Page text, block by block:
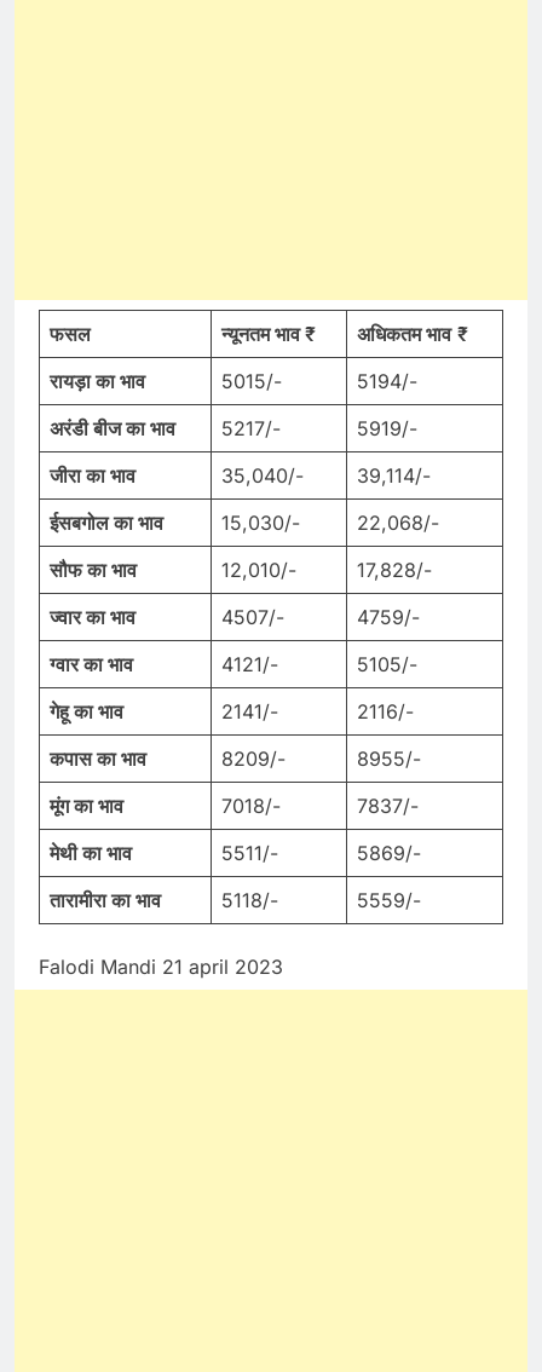
फसल न्यूनतम भाव ₹ अधिकतम भाव ₹
रायड़ा का भाव
5015/-
5194/-
अरंडी बीजकाभाव 5217/-
5919/-
जीराकाभाव 35,040/-
39,114/-
ईसबगोलकाभाव 15,030/-
22,068/-
सौफकाभाव 12,010/-
17,828/-
ज्वारकाभाव 4507/-
4759/-
ग्वारकाभाव 4121/-
5105/-
गेहूकाभाव 2141/-
2116/-
कपासकाभाव 8209/-
8955/-
मूंगकाभाव 7018/-
7837/-
मेथीकाभाव 5511/-
5869/-
तारामीराकाभाव 5118/- 5559/-
Falodi Mandi 21 april 2023